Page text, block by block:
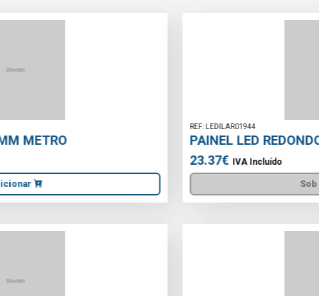
PAINEL LED REDONDO 24W 300MM CCT